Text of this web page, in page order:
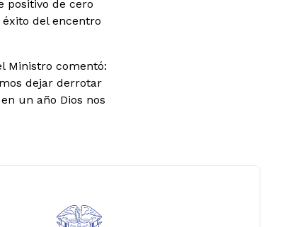
positivo de cero
del encentro
Ministro comentó:
dejar derrotar
un año Dios nos